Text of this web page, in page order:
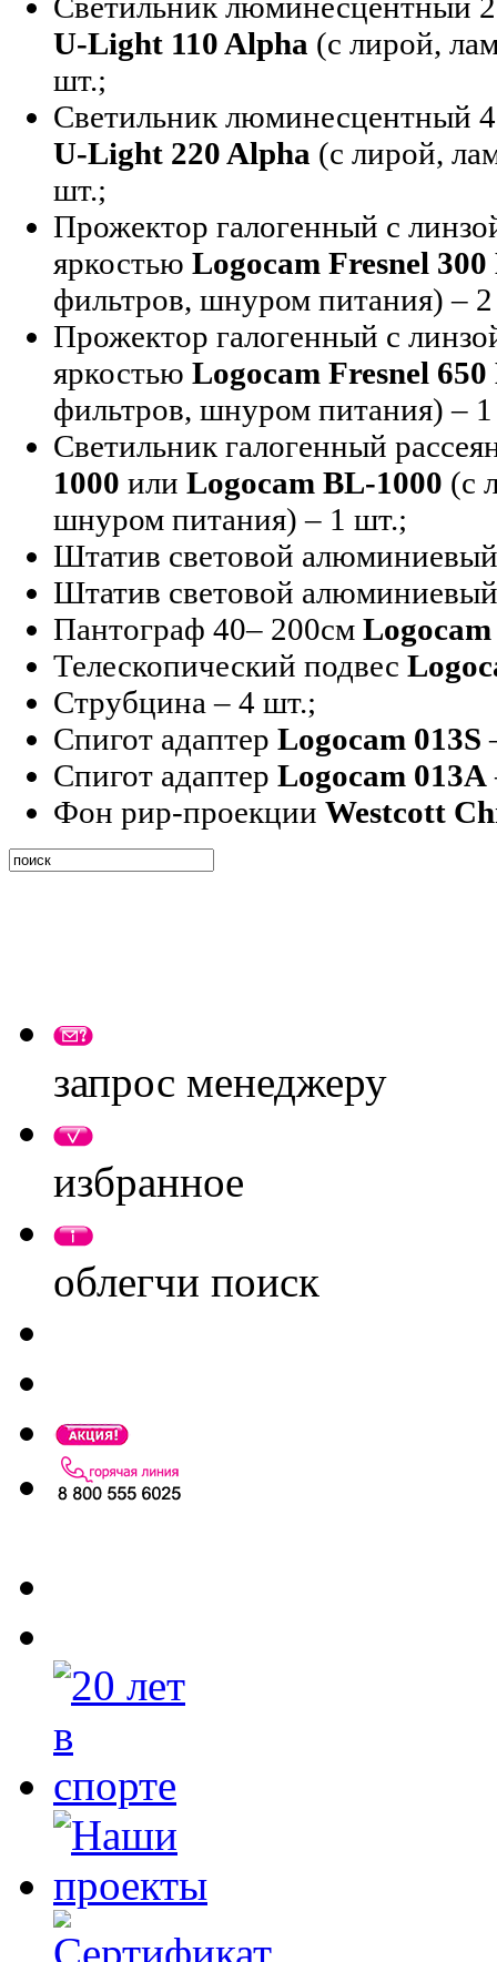
U-Light 110 Alpha (с лирой,
шт.;
Светильник люминесцентный
U-Light 220 Alpha (с лирой,
шт.;
Прожектор галогенный с
яркостью Logocam Fresnel
фильтров, шнуром питания) –
Прожектор галогенный с
яркостью Logocam Fresnel
фильтров, шнуром питания) –
Светильник галогенный
1000 или Logocam BL-1000 (с
шнуром питания) – 1 шт.;
Штатив световой
Штатив световой
Пантограф 40– 200см
Телескопический подвес
Струбцина – 4 шт.;
Спигот адаптер Logocam 013S
Спигот адаптер Logocam 013A
Фон рир-проекции Westcott
запрос менеджеру
избранное
облегчи поиск